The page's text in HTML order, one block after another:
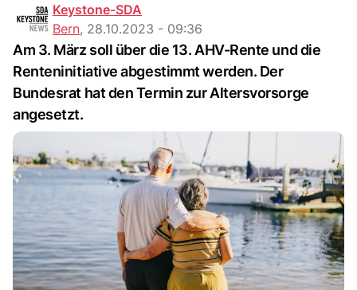
Keystone-SDA
Bern, 28.10.2023 - 09:36
Am 3. März soll über die 13. AHV-Rente und die
Renteninitiative abgestimmt werden. Der
Bundesrat hat den Termin zur Altersvorsorge
angesetzt.